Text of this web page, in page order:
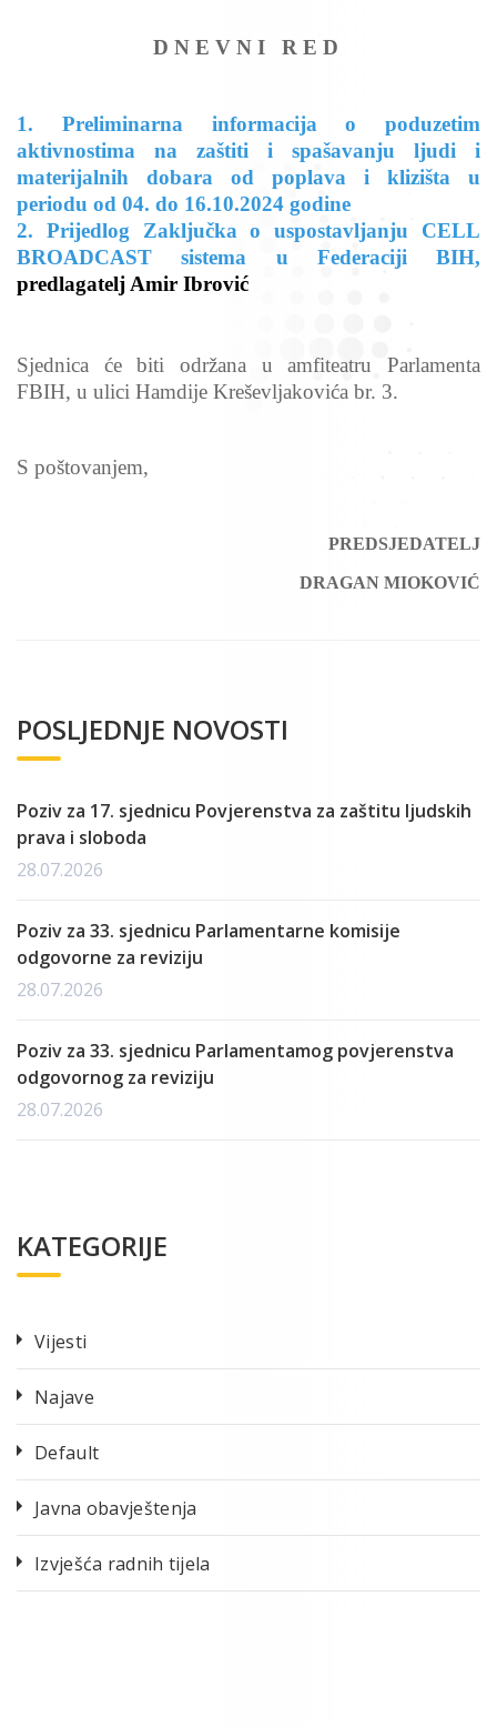
D N E V N I R E D
Preliminarna informacija o poduzetim
aktivnostima na zaštiti i spašavanju ljudi i
materijalnih dobara od poplava i klizišta u
periodu od 04. do 16.10.2024 godine
Prijedlog Zaključka o uspostavljanju CELL
BROADCAST sistema u Federaciji BIH,
predlagatelj Amir Ibrović
Sjednica će biti održana u amfiteatru Parlamenta
FBIH, u ulici Hamdije Kreševljakovića br. 3.
S poštovanjem,
PREDSJEDATELJ
DRAGAN MIOKOVIĆ
POSLJEDNJE NOVOSTI
Poziv za 17. sjednicu Povjerenstva za zaštitu ljudskih
prava i sloboda
28.07.2026
Poziv za 33. sjednicu Parlamentarne komisije
odgovorne za reviziju
28.07.2026
Poziv za 33. sjednicu Parlamentamog povjerenstva
odgovornog za reviziju
28.07.2026
KATEGORIJE
Vijesti
Najave
Default
Javna obavještenja
Izvješća radnih tijela